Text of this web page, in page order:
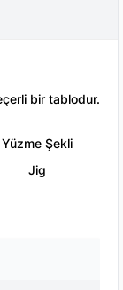
bir tablodur.
Yüzme Şekli
Jig